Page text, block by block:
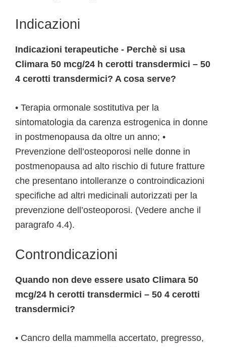
Indicazioni
Indicazioni terapeutiche - Perchè si usa
Climara 50 mcg/24 h cerotti transdermici – 50
4 cerotti transdermici? A cosa serve?
• Terapia ormonale sostitutiva per la
sintomatologia da carenza estrogenica in donne
in postmenopausa da oltre un anno; •
Prevenzione dell’osteoporosi nelle donne in
postmenopausa ad alto rischio di future fratture
che presentano intolleranze o controindicazioni
specifiche ad altri medicinali autorizzati per la
prevenzione dell’osteoporosi. (Vedere anche il
paragrafo 4.4).
Controndicazioni
Quando non deve essere usato Climara 50
mcg/24 h cerotti transdermici – 50 4 cerotti
transdermici?
• Cancro della mammella accertato, pregresso,